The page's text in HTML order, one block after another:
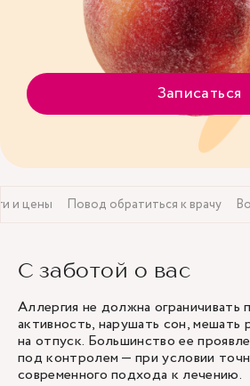
Записаться
и цены Повод обратиться к врачу
С заботой о вас
Аллергия не должна ограничивать
активность, нарушать сон, мешать
на отпуск. Большинство ее
под контролем — при условии
современного подхода к лечению.